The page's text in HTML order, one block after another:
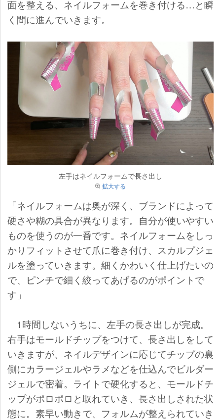
面を整える、ネイルフォームを巻き付ける…と瞬
く間に進んでいきます。
左手はネイルフォームで長さ出し
拡大する
「ネイルフォームは奥が深く、ブランドによって
硬さや糊の具合が異なります。自分が使いやすい
ものを使うのが一番です。ネイルフォームをしっ
かりフィットさせて爪に巻き付け、スカルプジェ
ルを塗っていきます。細くかわいく仕上げたいの
で、ピンチで細く絞ってあげるのがポイントで
す」
1時間しないうちに、左手の長さ出しが完成。
右手はモールドチップをつけて、長さ出しをして
いきますが、ネイルデザインに応じてチップの裏
側にカラージェルやラメなどを仕込んでビルダー
ジェルで密着。ライトで硬化すると、モールドチ
ップがポロポロと取れていき、長さ出しされた状
態に。素早い動きで、フォルムが整えられていき